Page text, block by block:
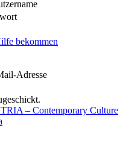
bekommen
Adresse
– Contemporary Culture